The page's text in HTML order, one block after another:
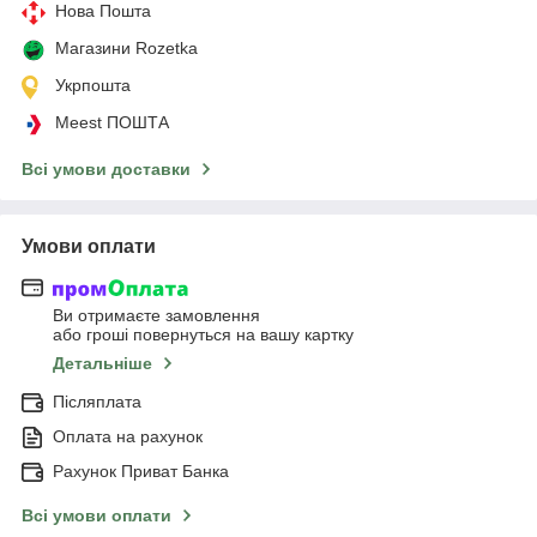
Нова Пошта
Магазини Rozetka
Укрпошта
Meest ПОШТА
Всі умови доставки
Умови оплати
Ви отримаєте замовлення
або гроші повернуться на вашу картку
Детальніше
Післяплата
Оплата на рахунок
Рахунок Приват Банка
Всі умови оплати